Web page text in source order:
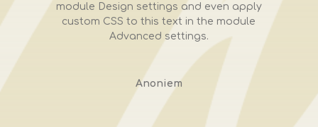
module Design settings and even apply
custom CSS to this text in the module
Advanced settings.
Anoniem